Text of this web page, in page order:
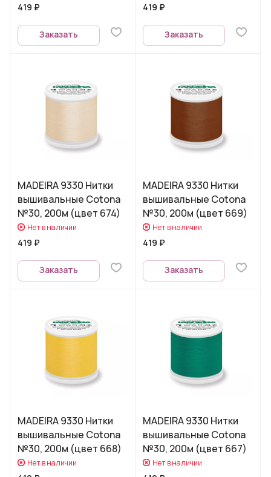
419 ₽
Заказать
419 ₽
Заказать
MADEIRA 9330 Нитки
вышивальные Cotona
№30, 200м (цвет 674)
Нет в наличии
419 ₽
Заказать
MADEIRA 9330 Нитки
вышивальные Cotona
№30, 200м (цвет 669)
Нет в наличии
419 ₽
Заказать
MADEIRA 9330 Нитки
вышивальные Cotona
№30, 200м (цвет 668)
Нет в наличии
MADEIRA 9330 Нитки
вышивальные Cotona
№30, 200м (цвет 667)
Нет в наличии